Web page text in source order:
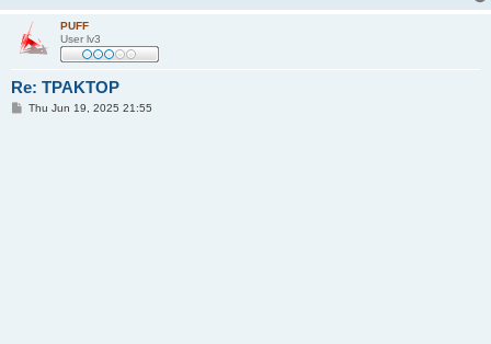
PUFF
User lv3
Re: TPAKTOP
PThu Jun 19, 2025 21:55